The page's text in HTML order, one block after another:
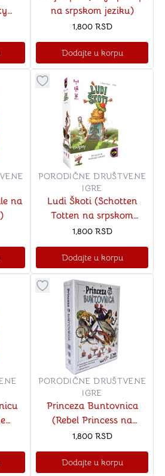
na srpskom jeziku)
1,800 RSD
Dodajte u korpu
stvari u kategoriju omiljeno
na
Dugme za dodavanje stvari
PORODIČNE DRUŠTVENE
IGRE
Ludi Škoti (Schotten
Totten na srpskom
jeziku)
1,800 RSD
Dodajte u korpu
stvari u kategoriju omiljeno
Dugme za dodavanje stvari
PORODIČNE DRUŠTVENE
IGRE
Princeza Buntovnica
(Rebel Princess na
srpskom jeziku)
1,800 RSD
Dodajte u korpu